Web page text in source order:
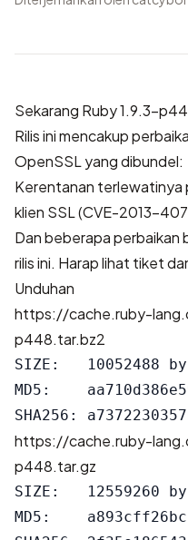
Sekarang Ruby 1.9.3-
Rilis ini mencakup
OpenSSL yang dibundel:
Kerentanan terlewatinya
klien SSL (CVE-2013-
Dan beberapa perbaikan
rilis ini. Harap lihat tiket
Unduhan
https://cache.ruby-
p448.tar.bz2
SIZE:   10052488
MD5:
https://cache.ruby-
p448.tar.gz
SIZE:   12559260
MD5: